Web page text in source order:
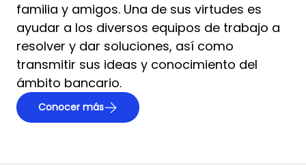
familia y amigos. Una de sus virtudes es
ayudar a los diversos equipos de trabajo a
resolver y dar soluciones, así como
transmitir sus ideas y conocimiento del
ámbito bancario.
Conocer más